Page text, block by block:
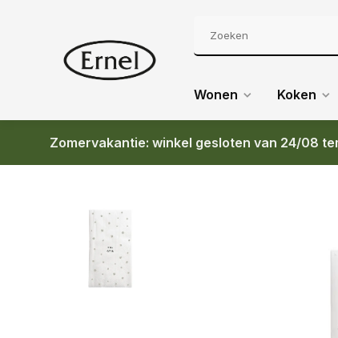
Wonen Koken
Zomervakantie: winkel gesloten van 24/08
Terug ZUSSS SERVETTEN RECHTHOEK VEEL